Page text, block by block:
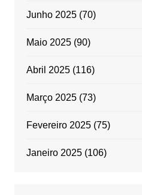
Junho 2025(70)
Maio 2025(90)
Abril 2025(116)
Março 2025(73)
Fevereiro 2025(75)
Janeiro 2025(106)